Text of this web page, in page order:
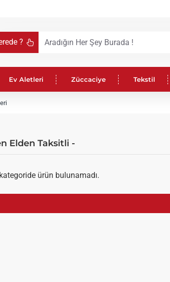
?
Ev Aletleri Züccaciye Tekstil
Elden Taksitli -
ürün bulunamadı.